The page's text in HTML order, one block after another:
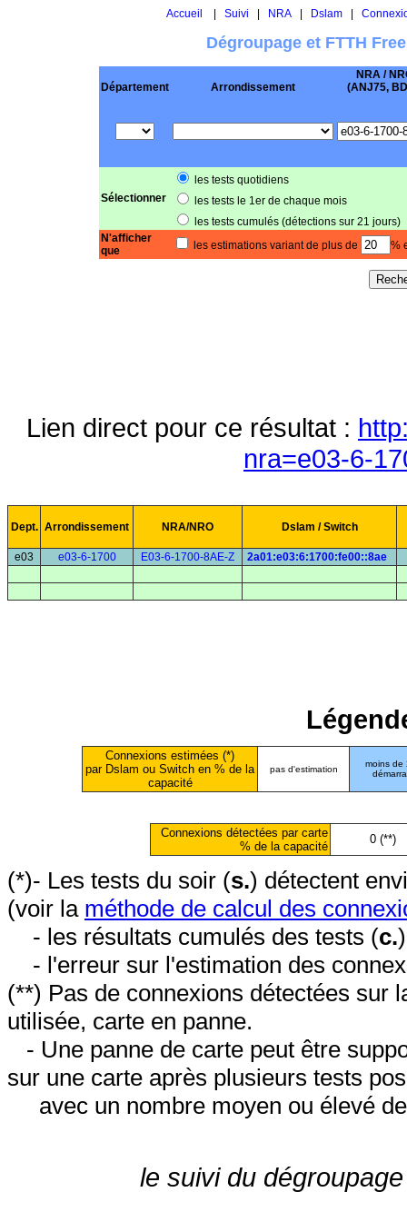
Accueil Suivi NRA| Dslam|
Dégroupage et FTTH
Département Arrondissement
NRA /
(ANJ75,
Sélectionner
les tests quotidiens
les tests le 1er de chaque mois
les tests cumulés (détections sur 21 jours)
N'afficher
que
les estimations variant de plus de %
Lien direct pour ce résultat :
nra=e03-6-
Dept. Arrondissement NRA/NRO Dslam / Switch
e03 e03-6-1700 E03-6-1700-8AE-Z 2a01:e03:6:1700:fe00::8ae
Connexions estimées (*)
par Dslam ou Switch en % de la
capacité
pas d'estimation
moins de
Connexions détectées par carte
% de la capacité
0 (**)
(*)- Les tests du soir (s.) détectent
(voir la méthode de calcul des
- les résultats cumulés des tests (c.
- l'erreur sur l'estimation des
(**) Pas de connexions détectées sur
utilisée, carte en panne.
- Une panne de carte peut être
sur une carte après plusieurs tests
avec un nombre moyen ou élevé
le suivi du